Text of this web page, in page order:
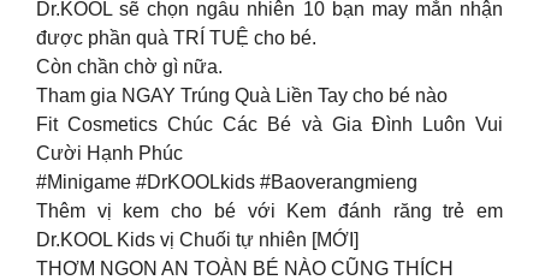
Dr.KOOL sẽ chọn ngẫu nhiên 10 bạn may mắn nhận
được phần quà TRÍ TUỆ cho bé.
Còn chần chờ gì nữa.
Tham gia NGAY Trúng Quà Liền Tay cho bé nào
Fit Cosmetics Chúc Các Bé và Gia Đình Luôn Vui
Cười Hạnh Phúc
#Minigame #DrKOOLkids #Baoverangmieng
Thêm vị kem cho bé với Kem đánh răng trẻ em
Dr.KOOL Kids vị Chuối tự nhiên [MỚI]
THƠM NGON AN TOÀN BÉ NÀO CŨNG THÍCH